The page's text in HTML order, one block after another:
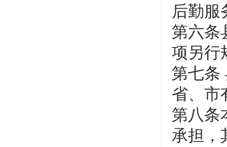
后勤服
第六条
项另行
第七条
省、市
第八条
承担，